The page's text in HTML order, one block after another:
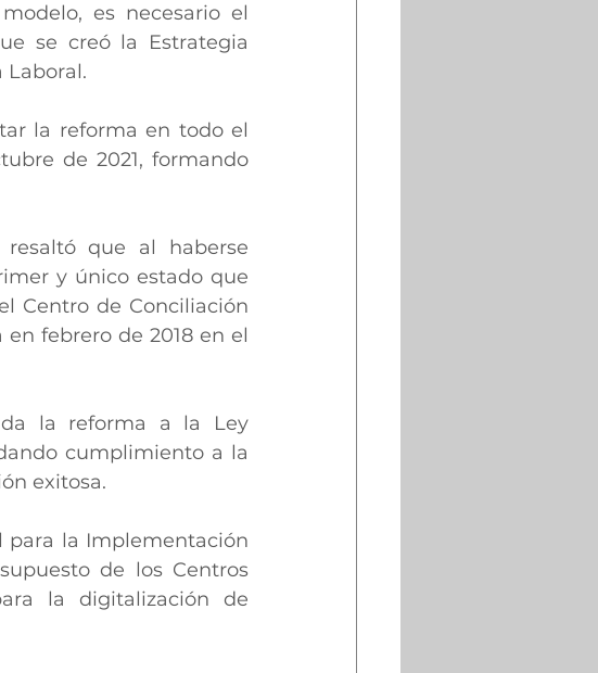
es necesario el
se creó la Estrategia
Laboral.
la reforma en todo el
de 2021, formando
que al haberse
y único estado que
Centro de Conciliación
febrero de 2018 en el
la reforma a la Ley
cumplimiento a la
exitosa.
para la Implementación
de los Centros
la digitalización de